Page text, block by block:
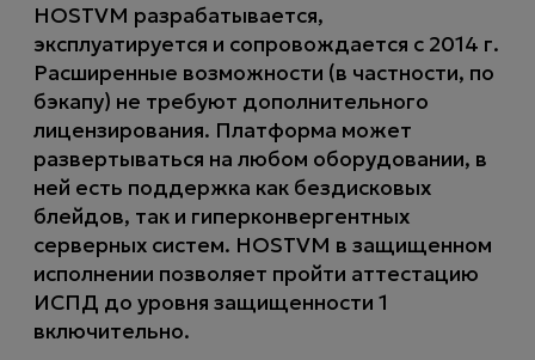
HOSTVM разрабатывается,
эксплуатируется и сопровождается с 2014 г.
Расширенные возможности (в частности, по
бэкапу) не требуют дополнительного
лицензирования. Платформа может
развертываться на любом оборудовании, в
ней есть поддержка как бездисковых
блейдов, так и гиперконвергентных
серверных систем. HOSTVM в защищенном
исполнении позволяет пройти аттестацию
ИСПД до уровня защищенности 1
включительно.